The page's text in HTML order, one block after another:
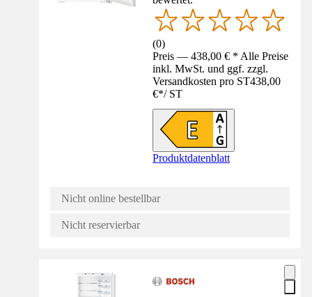
(0)
Preis — 438,00 € * Alle Preise
inkl. MwSt. und ggf. zzgl.
Versandkosten pro ST438,00
€*/ ST
Produktdatenblatt
Nicht online bestellbar
Nicht reservierbar